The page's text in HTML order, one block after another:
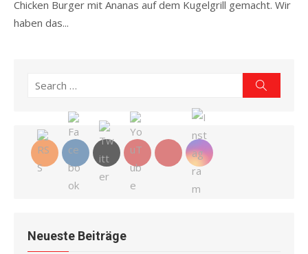
Chicken Burger mit Ananas auf dem Kugelgrill gemacht. Wir
haben das...
Search
Neueste Beiträge